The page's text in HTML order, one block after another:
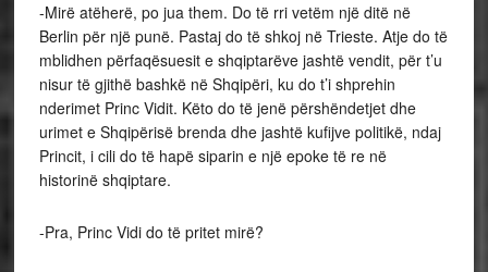
-Mirë atëherë, po jua them. Do të rri vetëm një ditë në
Berlin për një punë. Pastaj do të shkoj në Trieste. Atje do të
mblidhen përfaqësuesit e shqiptarëve jashtë vendit, për t’u
nisur të gjithë bashkë në Shqipëri, ku do t’i shprehin
nderimet Princ Vidit. Këto do të jenë përshëndetjet dhe
urimet e Shqipërisë brenda dhe jashtë kufijve politikë, ndaj
Princit, i cili do të hapë siparin e një epoke të re në
historinë shqiptare.
-Pra, Princ Vidi do të pritet mirë?